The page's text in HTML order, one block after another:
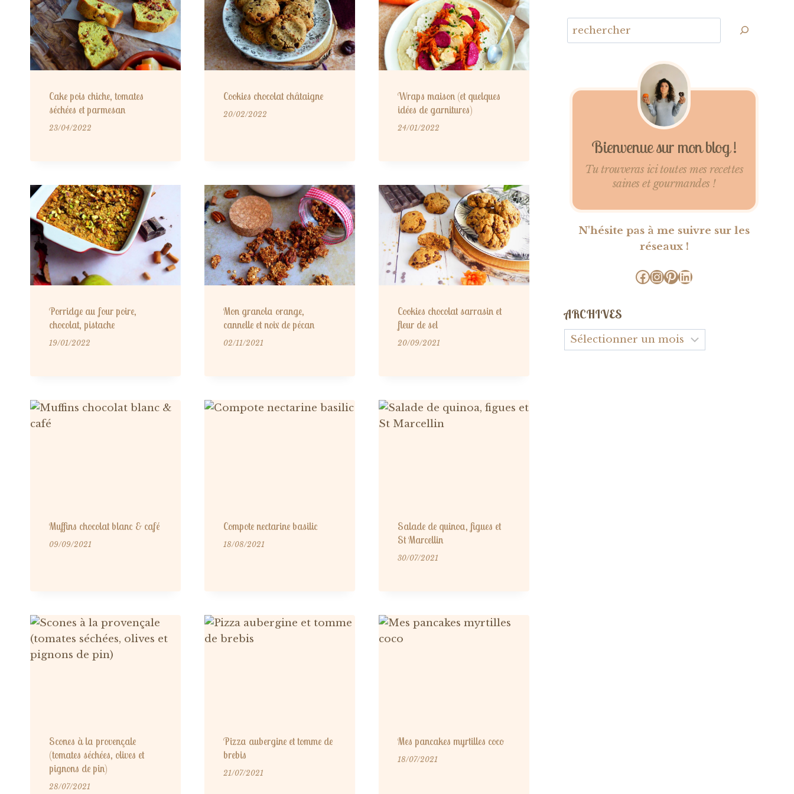
Cake pois chiche, tomates
séchées et parmesan
23/04/2022
Cookies chocolat châtaigne
20/02/2022
Wraps maison (et quelques
idées de garnitures)
24/01/2022
Porridge au four poire,
chocolat, pistache
19/01/2022
Mon granola orange,
cannelle et noix de pécan
02/11/2021
Cookies chocolat sarrasin et
fleur de sel
20/09/2021
Muffins chocolat blanc & café
09/09/2021
Compote nectarine basilic
18/08/2021
Salade de quinoa, figues et
St Marcellin
30/07/2021
Scones à la provençale
(tomates séchées, olives et
pignons de pin)
28/07/2021
Pizza aubergine et tomme de
brebis
21/07/2021
Mes pancakes myrtilles coco
18/07/2021
Bienvenue sur mon blog !
Tu trouveras ici toutes mes recettes
saines et gourmandes !
N'hésite pas à me suivre sur les
réseaux !
Facebook
Instagram
Pinterest
LinkedIn
ARCHIVES
Archives